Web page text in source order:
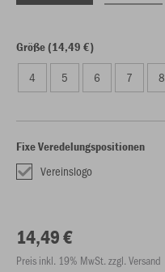
Größe (14,49 €)
4 5 6 7 8
Fixe Veredelungspositionen
Vereinslogo
14,49 €
Preis inkl. 19% MwSt. zzgl. Versand